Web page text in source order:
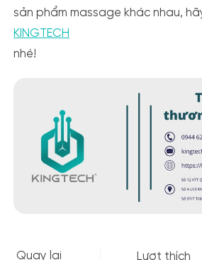
sản phẩm massage khác nhau,
KINGTECH
nhé!
Quay lại Lượt thích